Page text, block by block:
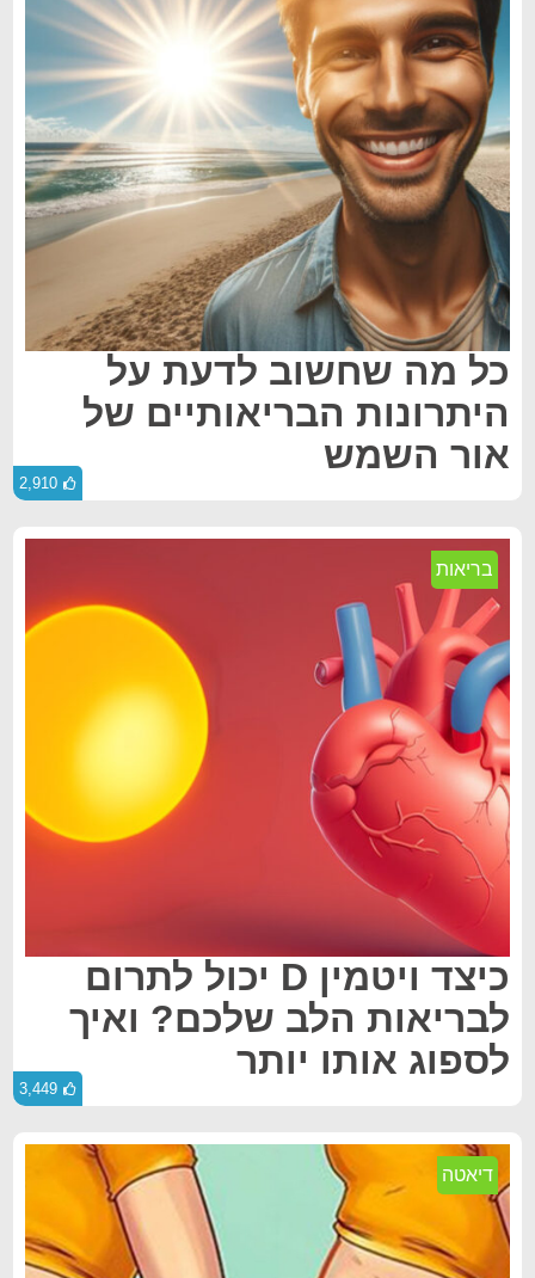
כל מה שחשוב לדעת על
היתרונות הבריאותיים של
אור השמש
2,910
בריאות
כיצד ויטמין D יכול לתרום
לבריאות הלב שלכם? ואיך
לספוג אותו יותר
3,449
דיאטה